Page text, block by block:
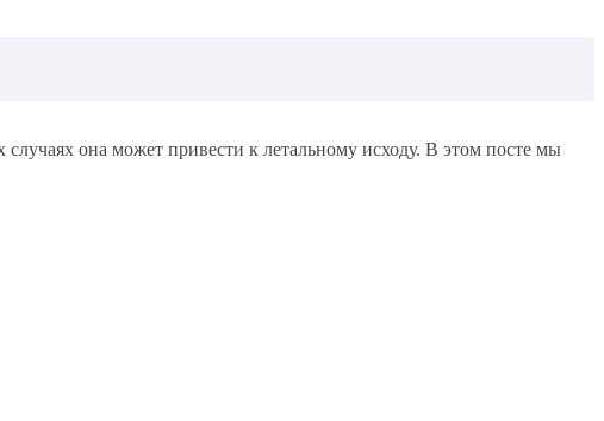
случаях она может привести к летальному исходу. В этом посте мы